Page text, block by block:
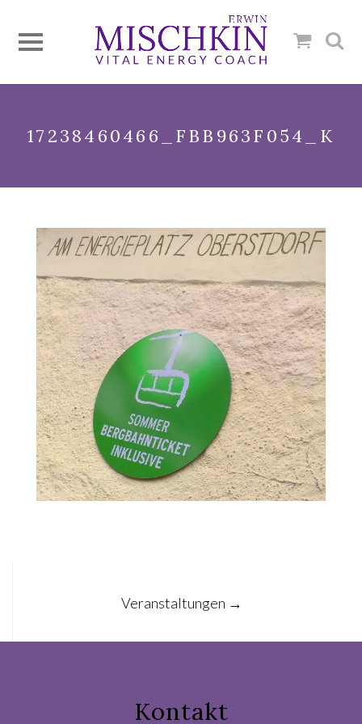
17238460466_FBB963F054_K
navigation
Veranstaltungen →
Kontakt